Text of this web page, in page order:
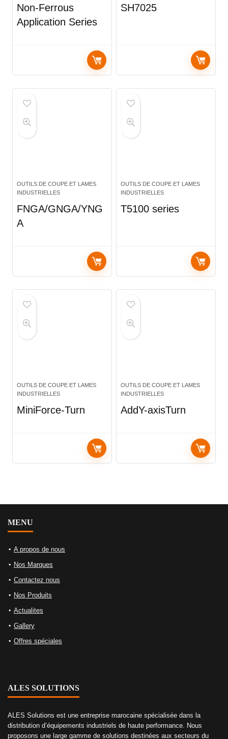
Non-Ferrous
Application Series
SH7025
OUTILS DE COUPE ET LAMES
INDUSTRIELLES
FNGA/GNGA/YNG
A
OUTILS DE COUPE ET LAMES
INDUSTRIELLES
T5100 series
OUTILS DE COUPE ET LAMES
INDUSTRIELLES
MiniForce-Turn
OUTILS DE COUPE ET LAMES
INDUSTRIELLES
AddY-axisTurn
MENU
A propos de nous
Nos Marques
Contactez nous
Nos Produits
Actualites
Gallery
Offres spéciales
ALES SOLUTIONS
ALES Solutions est une entreprise marocaine spécialisée dans la
distribution d’équipements industriels de haute performance. Nous
proposons une large gamme de solutions destinées aux secteurs du